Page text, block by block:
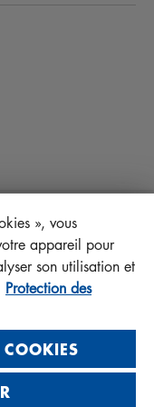
POLAND
», vous
appareil pour
son utilisation et
Protection des